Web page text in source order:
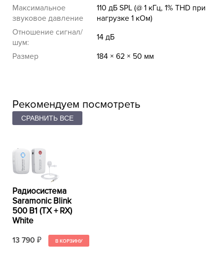
Максимальное
звуковое давление
110 дБ SPL (@ 1 кГц, 1% THD при
нагрузке 1 кОм)
Отношение сигнал/
шум:
14 дБ
Размер
184 × 62 × 50 мм
Рекомендуем посмотреть
Радиосистема
Saramonic Blink
500 B1 (TX + RX)
White
13 790 ₽